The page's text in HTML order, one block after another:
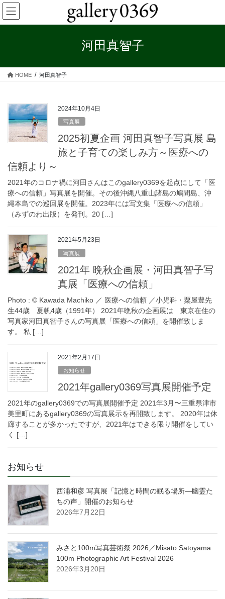
コ
ン
テ
ス
ナ
ビ
ゲ
ン
河田真智子
HOME 河田真智子
2024年10月4日
写真展
2025初夏企画 河田真智子写真展 島
旅と子育ての楽しみ方～医療への
信頼より～
2021年のコロナ禍に河田さんはこのgallery0369を起点にして「医
療への信頼」写真展を開催。その後沖縄八重山諸島の鳩間島、沖
縄本島での巡回展を開催。2023年には写文集「医療への信頼」
（みずのわ出版）を発刊。20 […]
2021年5月23日
写真展
2021年 晩秋企画展・河田真智子写
真展「医療への信頼」
Photo : © Kawada Machiko ／ 医療への信頼 ／小児科・粟屋豊先
生44歳 夏帆4歳（1991年） 2021年晩秋の企画展は 東京在住の
写真家河田真智子さんの写真展「医療への信頼」を開催致しま
す。 私 […]
2021年2月17日
お知らせ
2021年gallery0369写真展開催予定
2021年のgallery0369での写真展開催予定 2021年3月〜三重県津市
美里町にあるgallery0369の写真展示を再開致します。 2020年は休
廊することが多かったですが、2021年はできる限り開催をしてい
く […]
お知らせ
西浦和彦 写真展「記憶と時間の眠る場所―幽霊た
ちの声」開催のお知らせ
2026年7月22日
みさと100m写真芸術祭 2026／Misato Satoyama
100m Photographic Art Festival 2026
2026年3月20日